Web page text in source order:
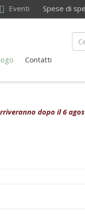
Eventi Spese di
Contatti
dopo il 6